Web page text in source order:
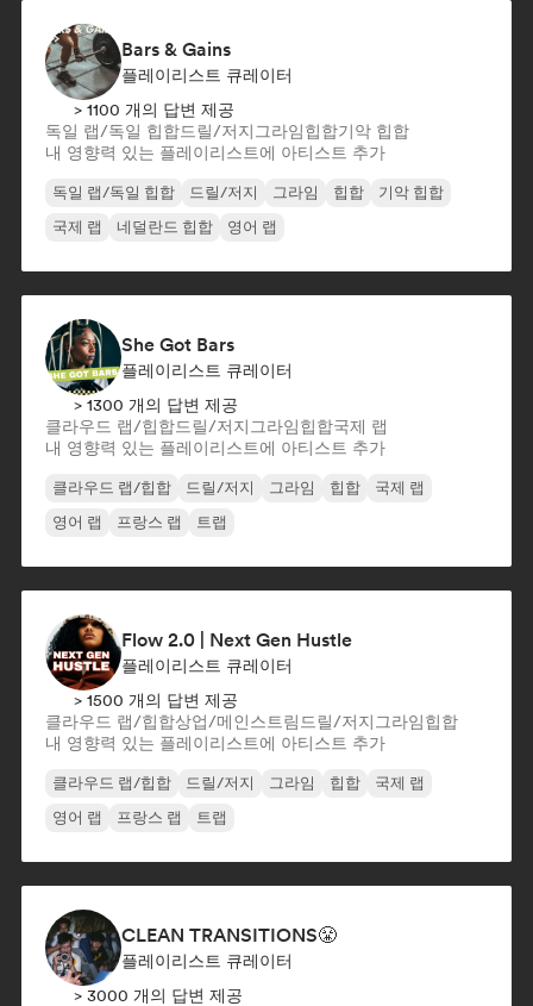
Bars & Gains
플레이리스트 큐레이터
> 1100 개의 답변 제공
독일 랩/독일 힙합드릴/저지 그라임힙합기악 힙합
내 영향력 있는 플레이리스트에 아티스트 추가
독일 랩/독일 힙합 드릴/저지 그라임 힙합
기악 힙합
국제 랩
네덜란드 힙합 영어 랩
She Got Bars
플레이리스트 큐레이터
> 1300 개의 답변 제공
클라우드 랩/힙합드릴/저지 그라임힙합국제 랩
내 영향력 있는 플레이리스트에 아티스트 추가
클라우드 랩/힙합 드릴/저지 그라임 힙합
국제 랩
영어 랩
프랑스 랩 트랩
Flow 2.0 | Next Gen Hustle
플레이리스트 큐레이터
> 1500 개의 답변 제공
클라우드 랩/힙합상업/메인스트림 드릴/저지 그라임힙합
내 영향력 있는 플레이리스트에 아티스트 추가
클라우드 랩/힙합 드릴/저지 그라임 힙합
국제 랩
영어 랩
프랑스 랩 트랩
CLEAN TRANSITIONS😤
플레이리스트 큐레이터
> 3000 개의 답변 제공